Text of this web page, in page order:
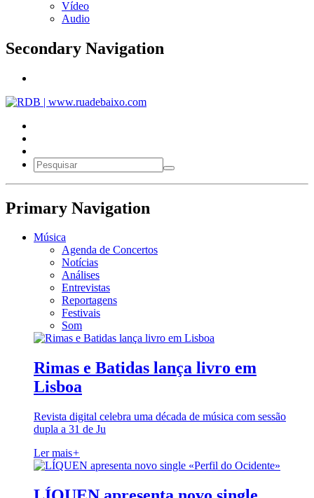
Vídeo
Audio
Secondary Navigation
Primary Navigation
Música
Agenda de Concertos
Notícias
Análises
Entrevistas
Reportagens
Festivais
Som
Rimas e Batidas lança livro em
Lisboa
Revista digital celebra uma década de música com sessão
dupla a 31 de Ju
Ler mais+